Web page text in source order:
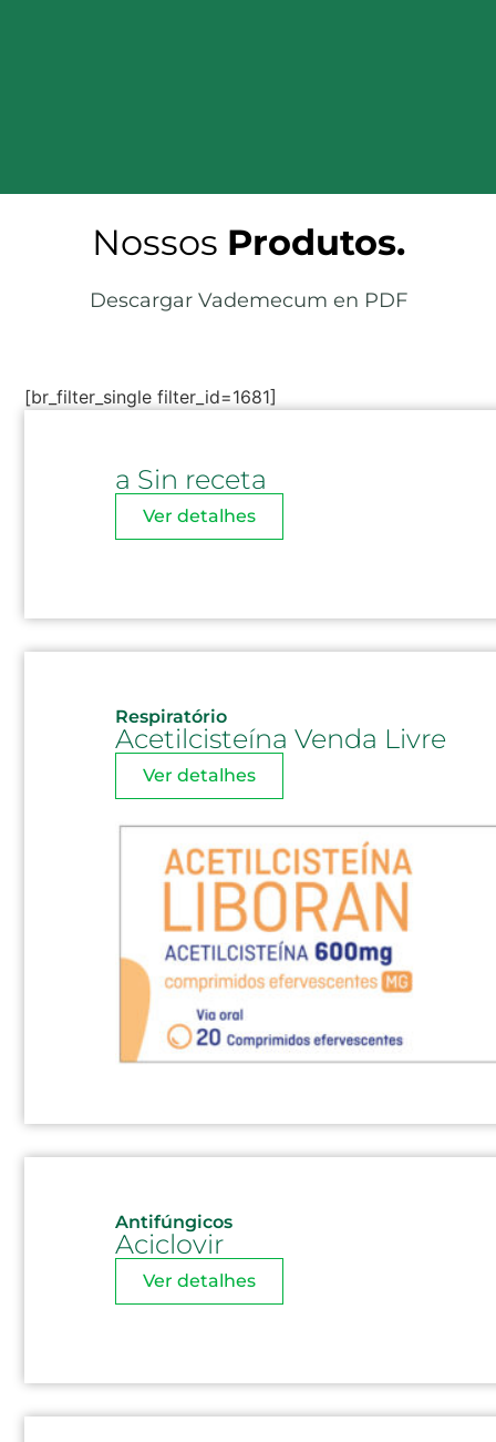
Nossos Produtos.
Descargar Vademecum en PDF
[br_filter_single filter_id=1681]
a Sin receta
Ver detalhes
Respiratório
Acetilcisteína Venda Livre
Ver detalhes
Antifúngicos
Aciclovir
Ver detalhes